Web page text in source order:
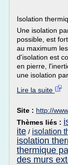
Isolation
Une isolation
possible, est
au maximum
d'isolation est
en pierre,
une isolation
Lire la suite
Site : http://
Thèmes liés :
ite / isolation
isolation
thermique
des murs